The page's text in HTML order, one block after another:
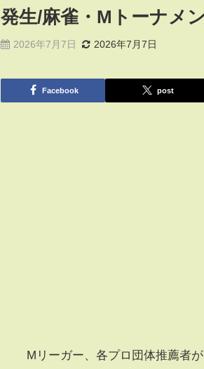
発生/麻雀・Mトーナメ
2026年7月7日 2026年7月7日
Facebook post
Mリーガー、各プロ団体推薦者